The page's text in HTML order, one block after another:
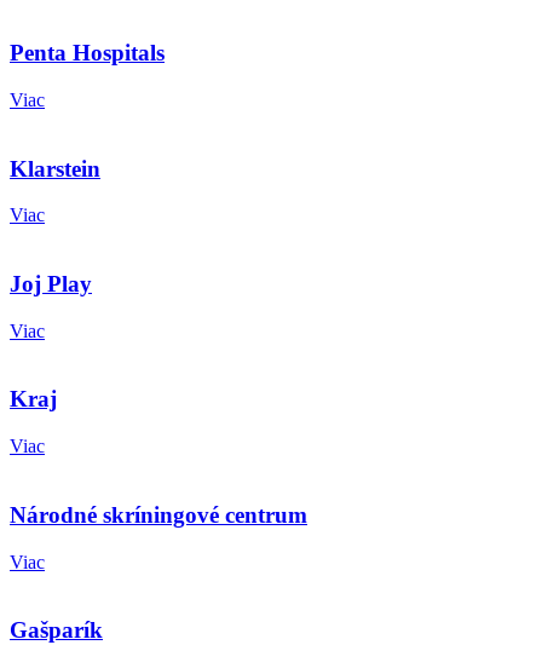
Penta Hospitals
Viac
Klarstein
Viac
Joj Play
Viac
Kraj
Viac
Národné skríningové centrum
Viac
Gašparík